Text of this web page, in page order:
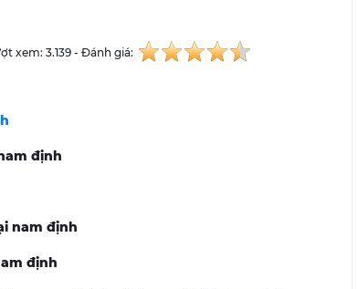
xem: 3.139 - Đánh giá:
định
nam định
định